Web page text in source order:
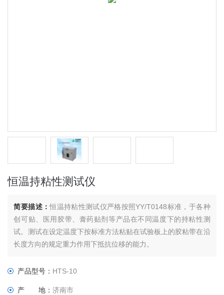
恒温持粘性测试仪
简要描述：恒温持粘性测试仪严格按照YY/T0148标准，于各种
创可贴、医用胶带、膏药贴剂等产品在不同温度下的持粘性测
试。测试在设定温度下按标准方法粘贴在试验板上的胶粘带在沿
长度方向的规定重力作用下抵抗位移的能力。
产品型号： HTS-10
产 地：济南市